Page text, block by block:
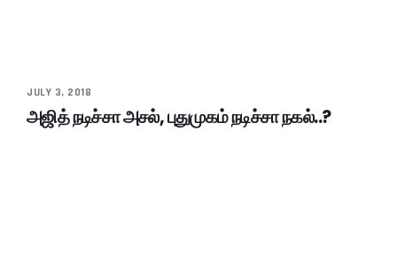
JULY 3, 2018
அஜித் நடிச்சா அசல், புதுமுகம் நடிச்சா நகல்..?